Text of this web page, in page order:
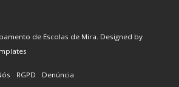
de Escolas de Mira. Designed by
RGPD Denúncia